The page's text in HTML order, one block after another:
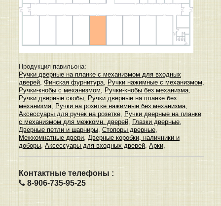
Продукция павильона:
Ручки дверные на планке с механизмом для входных
дверей Финская фурнитура Ручки нажимные с механизмом,
Ручки-кнобы с механизмом
Ручки-кнобы без механизма
Ручки дверные скобы
Ручки дверные на планке без
механизма
Ручки на розетке нажимные без механизма
Аксессуары для ручек на розетке
Ручки дверные на планке
с механизмом для межкомн. дверей
Глазки дверные
Дверные петли и шарниры Стопоры дверные
Межкомнатные двери Дверные коробки, наличники и
доборы Аксессуары для входных дверей Арки
Контактные телефоны :
8-906-735-95-25